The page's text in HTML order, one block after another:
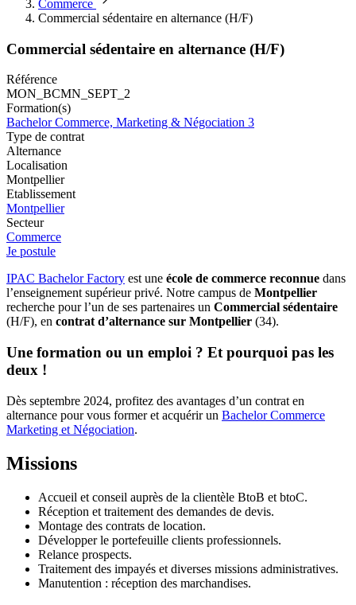
Commerce
Commercial sédentaire en alternance (H/F)
Commercial sédentaire en alternance (H/F)
Référence
MON_BCMN_SEPT_2
Formation(s)
Bachelor Commerce, Marketing & Négociation 3
Type de contrat
Alternance
Localisation
Montpellier
Etablissement
Montpellier
Secteur
Commerce
Je postule
IPAC Bachelor Factory est une école de commerce reconnue dans
l’enseignement supérieur privé. Notre campus de Montpellier
recherche pour l’un de ses partenaires un Commercial sédentaire
(H/F), en contrat d’alternance sur Montpellier (34).
Une formation ou un emploi ? Et pourquoi pas les
deux !
Dès septembre 2024, profitez des avantages d’un contrat en
alternance pour vous former et acquérir un Bachelor Commerce
Marketing et Négociation.
Missions
Accueil et conseil auprès de la clientèle BtoB et btoC.
Réception et traitement des demandes de devis.
Montage des contrats de location.
Développer le portefeuille clients professionnels.
Relance prospects.
Traitement des impayés et diverses missions administratives.
Manutention : réception des marchandises.